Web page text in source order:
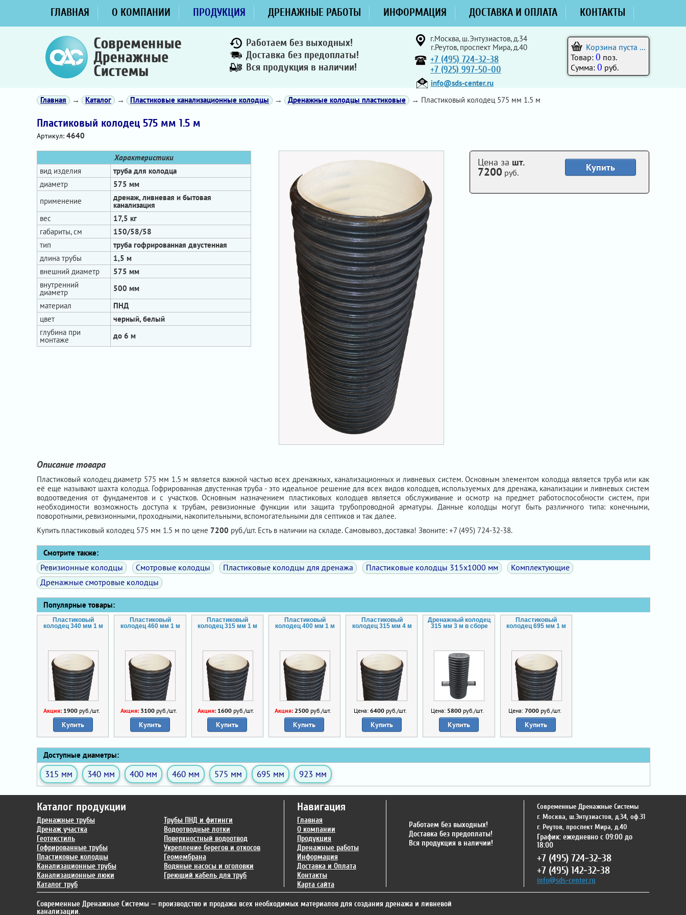
ГЛАВНАЯ О КОМПАНИИ ПРОДУКЦИЯ ДРЕНАЖНЫЕ РАБОТЫ ИНФОРМАЦИЯ ДОСТАВКА И ОПЛАТА КОНТАКТЫ
Работаем без выходных!
Доставка без предоплаты!
Вся продукция в наличии!
г.Москва, ш.Энтузиастов, д.34
г.Реутов, проспект Мира, д.40
+7 (495) 724-32-38
+7 (925) 997-50-00
info@sds-center.ru
Корзина пуста ...
Товар: 0 поз.
Сумма: 0 руб.
Главная → Каталог → Пластиковые канализационные колодцы → Дренажные колодцы пластиковые → Пластиковый колодец 575 мм 1.5 м
Пластиковый колодец 575 мм 1.5 м
Артикул: 4640
Характеристики
вид изделия
труба для колодца
диаметр
575 мм
применение
дренаж, ливневая и бытовая
канализация
вес
17,5 кг
габариты, см
150/58/58
тип
труба гофрированная двустенная
длина трубы
1,5 м
внешний диаметр
575 мм
внутренний
диаметр
500 мм
материал
ПНД
цвет
черный, белый
глубина при
монтаже до 6 м
Купить
Цена за шт.
7200 руб.
Описание товара
Пластиковый колодец диаметр 575 мм 1.5 м является важной частью всех дренажных, канализационных и ливневых систем. Основным элементом колодца является труба или как
её еще называют шахта колодца. Гофрированная двустенная труба - это идеальное решение для всех видов колодцев, используемых для дренажа, канализации и ливневых систем
водоотведения от фундаментов и с участков. Основным назначением пластиковых колодцев является обслуживание и осмотр на предмет работоспособности систем, при
необходимости возможность доступа к трубам, ревизионные функции или защита трубопроводной арматуры. Данные колодцы могут быть различного типа: конечными,
поворотными, ревизионными, проходными, накопительными, вспомогательными для септиков и так далее.
Купить пластиковый колодец 575 мм 1.5 м по цене 7200 руб./шт. Есть в наличии на складе. Самовывоз, доставка! Звоните: +7 (495) 724-32-38.
Смотрите также:
Ревизионные колодцы Смотровые колодцы Пластиковые колодцы для дренажа Пластиковые колодцы 315х1000 мм
Комплектующие
Дренажные смотровые колодцы
Популярные товары:
Пластиковый
колодец 340 мм 1 м
Акция: 1900руб./шт.
Купить
Пластиковый
колодец 460 мм 1 м
Акция: 3100руб./шт.
Купить
Пластиковый
колодец 315 мм 1 м
Акция: 1600 руб./шт.
Купить
Пластиковый
колодец 400 мм 1 м
Акция: 2500 руб./шт.
Купить
Пластиковый
колодец 315 мм 4 м
Цена:6400 руб./шт.
Купить
Дренажный колодец
315 мм 3 м в сборе
Цена: 5800 руб./шт.
Купить
Пластиковый
колодец 695 мм 1 м
Цена: 7000руб./шт.
Купить
Доступные диаметры:
315 мм 340 мм 400 мм 460 мм 575 мм 695 мм 923 мм
Каталог продукции
Дренажные трубы
Дренаж участка
Геотекстиль
Гофрированные трубы
Пластиковые колодцы
Канализационные трубы
Канализационные люки
Каталог труб
Трубы ПНД и фитинги
Водоотводные лотки
Поверхностный водоотвод
Укрепление берегов и откосов
Геомембрана
Водяные насосы и оголовки
Греющий кабель для труб
Навигация
Главная
О компании
Продукция
Дренажные работы
Информация
Доставка и Оплата
Контакты
Карта сайта
Работаем без выходных!
Доставка без предоплаты!
Вся продукция в наличии!
Современные Дренажные Системы
г. Москва, ш.Энтузиастов, д.34, оф.31
г. Реутов, проспект Мира, д.40
График: ежедневно с 09:00 до
18:00
+7 (495) 724-32-38
+7 (495) 142-32-38
info@sds-center.ru
Современные Дренажные Системы — производство и продажа всех необходимых материалов для создания дренажа и ливневой
канализации.